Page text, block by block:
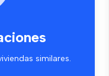
similares.